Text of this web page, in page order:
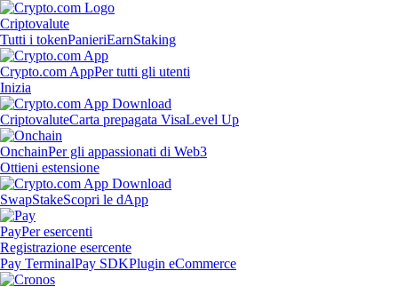
Criptovalute
Tutti i tokenPanieriEarnStaking
Crypto.com AppPer tutti gli utenti
Inizia
CriptovaluteCarta prepagata VisaLevel Up
OnchainPer gli appassionati di Web3
Ottieni estensione
SwapStakeScopri le dApp
PayPer esercenti
Registrazione esercente
Pay TerminalPay SDKPlugin eCommerce